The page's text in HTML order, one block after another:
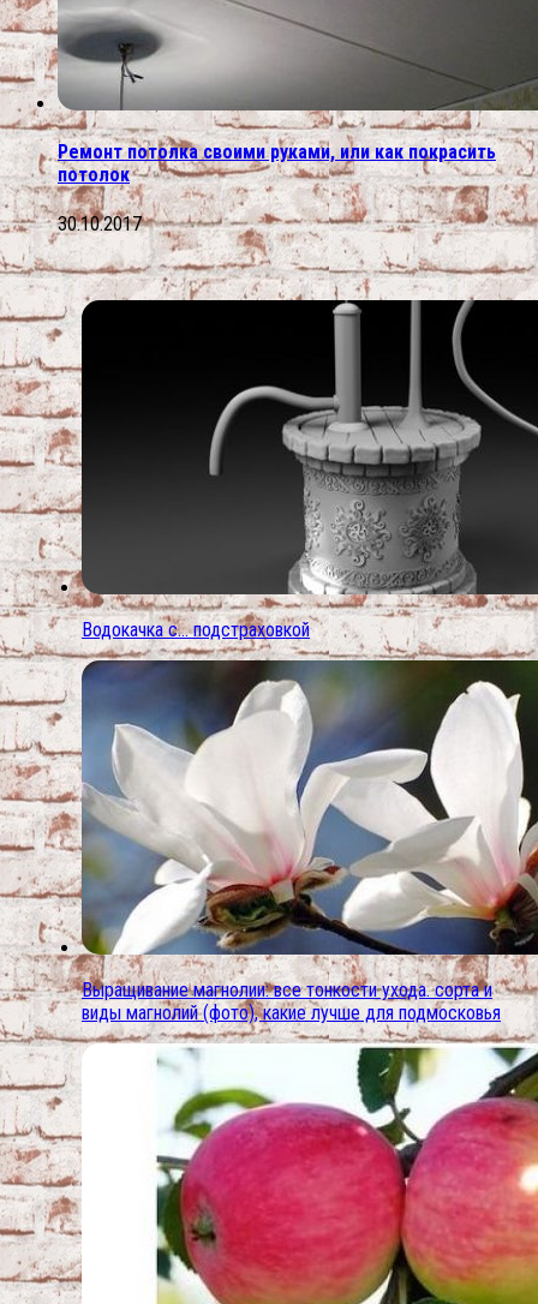
Ремонт потолка своими руками, или как покрасить
потолок
30.10.2017
Водокачка с… подстраховкой
Выращивание магнолии: все тонкости ухода. сорта и
виды магнолий (фото), какие лучше для подмосковья